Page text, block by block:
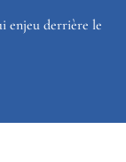
enjeu derrière le